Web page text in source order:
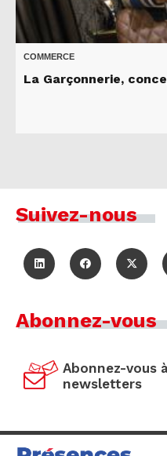
COMMERCE
La Garçonnerie,
Suivez-nous
Abonnez-vous
Abonnez-vous
newsletters